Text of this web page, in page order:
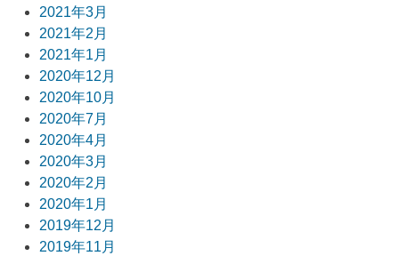
2021年3月
2021年2月
2021年1月
2020年12月
2020年10月
2020年7月
2020年4月
2020年3月
2020年2月
2020年1月
2019年12月
2019年11月